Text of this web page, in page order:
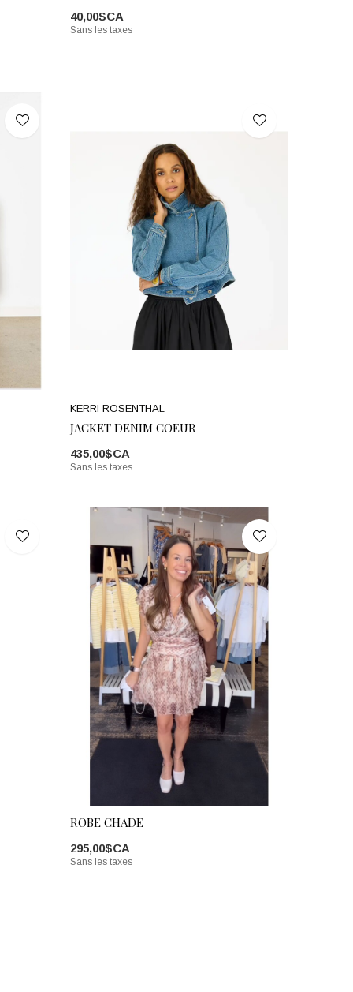
40,00$CA
Sans les taxes
KERRI ROSENTHAL
JACKET DENIM COEUR
435,00$CA
Sans les taxes
ROBE CHADE
295,00$CA
Sans les taxes